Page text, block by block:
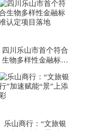
四川乐山市首个符合
生物多样性金融标准
乐山商行：“文旅银